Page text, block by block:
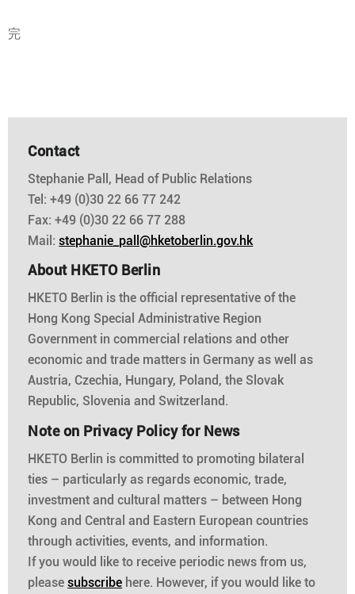
完
Contact
Stephanie Pall, Head of Public Relations
Tel: +49 (0)30 22 66 77 242
Fax: +49 (0)30 22 66 77 288
Mail:stephanie_pall@hketoberlin.gov.hk
About HKETO Berlin
HKETO Berlin is the official representative of the
Hong Kong Special Administrative Region
Government in commercial relations and other
economic and trade matters in Germany as well as
Austria, Czechia, Hungary, Poland, the Slovak
Republic, Slovenia and Switzerland.
Note on Privacy Policy for News
HKETO Berlin is committed to promoting bilateral
ties – particularly as regards economic, trade,
investment and cultural matters – between Hong
Kong and Central and Eastern European countries
through activities, events, and information.
If you would like to receive periodic news from us,
pleasesubscribe here. However, if you would like to